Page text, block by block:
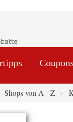
Coupons
Shops von A - Z